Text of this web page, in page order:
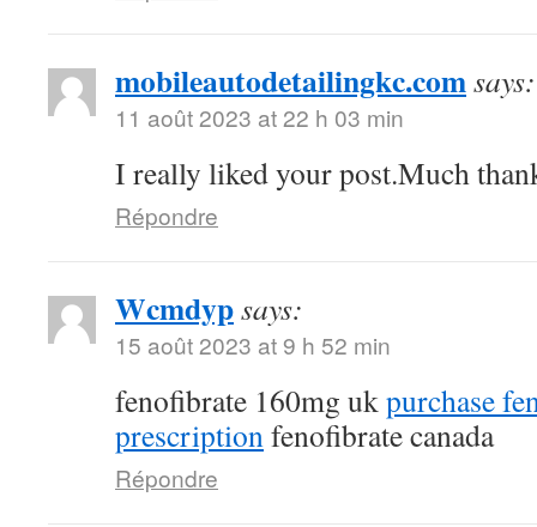
mobileautodetailingkc.comsays:
11 août 2023 at 22 h 03 min
I really liked your post.Much
Répondre
Wcmdypsays:
15 août 2023 at 9 h 52 min
fenofibrate 160mg ukpurchase
prescriptionfenofibrate canada
Répondre